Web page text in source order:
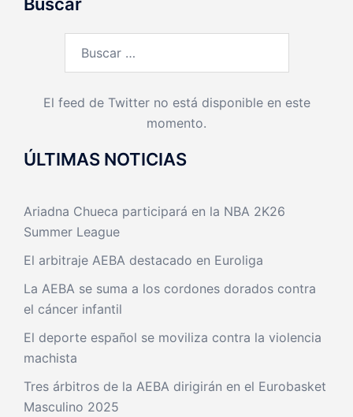
El feed de Twitter no está disponible en este
momento.
ÚLTIMAS NOTICIAS
Ariadna Chueca participará en la NBA 2K26
Summer League
El arbitraje AEBA destacado en Euroliga
La AEBA se suma a los cordones dorados contra
el cáncer infantil
El deporte español se moviliza contra la violencia
machista
Tres árbitros de la AEBA dirigirán en el Eurobasket
Masculino 2025